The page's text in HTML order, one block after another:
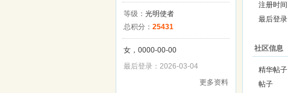
等级： 光明使者
总积分： 25431
女，0000-00-00
最后登录：2026-03-04
更多资料
注册时间
最后登录
社区信息
精华帖子
帖子